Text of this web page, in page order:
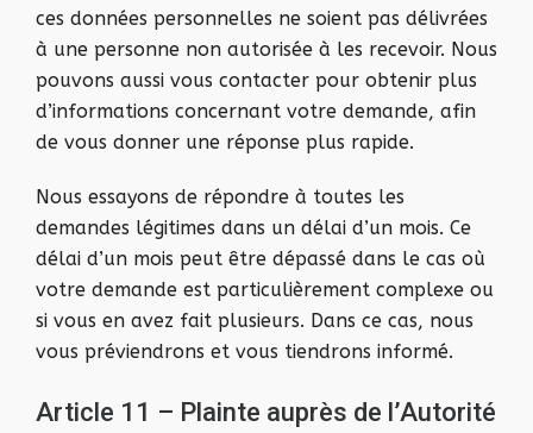
ces données personnelles ne soient pas délivrées
à une personne non autorisée à les recevoir. Nous
pouvons aussi vous contacter pour obtenir plus
d’informations concernant votre demande, afin
de vous donner une réponse plus rapide.
Nous essayons de répondre à toutes les
demandes légitimes dans un délai d’un mois. Ce
délai d’un mois peut être dépassé dans le cas où
votre demande est particulièrement complexe ou
si vous en avez fait plusieurs. Dans ce cas, nous
vous préviendrons et vous tiendrons informé.
Article 11 – Plainte auprès de l’Autorité